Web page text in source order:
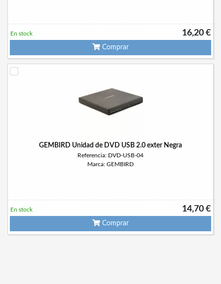
16,20 €
En stock
Comprar
GEMBIRD Unidad de DVD USB 2.0 exter Negra
Referencia: DVD-USB-04
Marca: GEMBIRD
14,70 €
En stock
Comprar